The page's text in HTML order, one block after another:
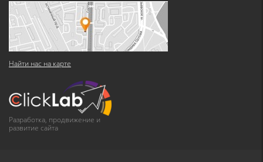
Найти нас на карте
Разработка, продвижение и
развитие сайта